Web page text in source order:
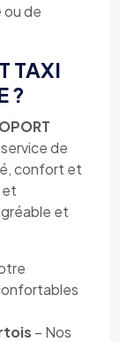
ou de
TAXI
?
de
confort et
et
et
– Nos